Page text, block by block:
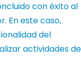
con éxito al
En este caso,
del
actividades de